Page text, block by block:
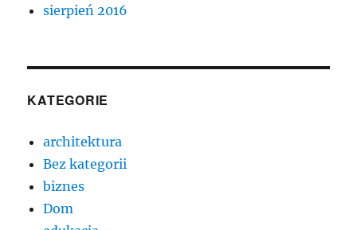
sierpień 2016
KATEGORIE
architektura
Bez kategorii
biznes
Dom